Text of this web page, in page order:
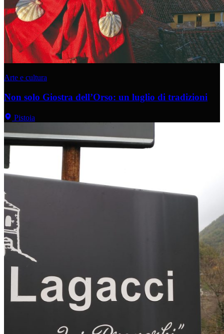
Arte e cultura
Non solo Giostra dell’Orso: un luglio di tradizioni
Pistoia